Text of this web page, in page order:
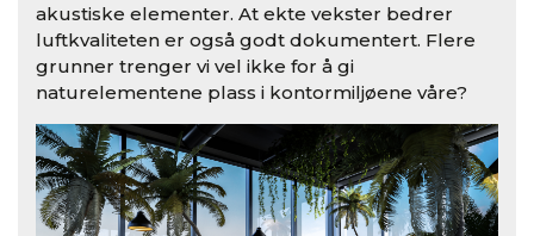
akustiske elementer. At ekte vekster bedrer
luftkvaliteten er også godt dokumentert. Flere
grunner trenger vi vel ikke for å gi
naturelementene plass i kontormiljøene våre?